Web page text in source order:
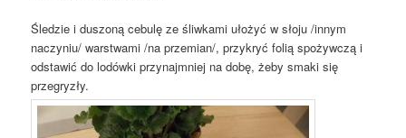
Śledzie i duszoną cebulę ze śliwkami ułożyć w słoju /innym
naczyniu/ warstwami /na przemian/, przykryć folią spożywczą i
odstawić do lodówki przynajmniej na dobę, żeby smaki się
przegryzły.